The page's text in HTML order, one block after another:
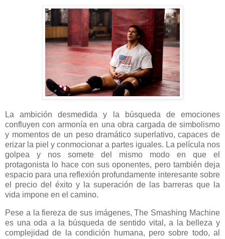
La ambición desmedida y la búsqueda de emociones
confluyen con armonía en una obra cargada de simbolismo
y momentos de un peso dramático superlativo, capaces de
erizar la piel y conmocionar a partes iguales. La película nos
golpea y nos somete del mismo modo en que el
protagonista lo hace con sus oponentes, pero también deja
espacio para una reflexión profundamente interesante sobre
el precio del éxito y la superación de las barreras que la
vida impone en el camino.
Pese a la fiereza de sus imágenes, The Smashing Machine
es una oda a la búsqueda de sentido vital, a la belleza y
complejidad de la condición humana, pero sobre todo, al